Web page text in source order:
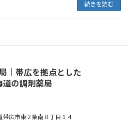
続きを読む
｜帯広を拠点とした
道の調剤薬局
東２条南８丁目１４